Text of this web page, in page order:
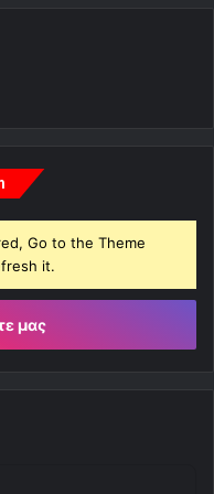
Go to the Theme
it.
μας